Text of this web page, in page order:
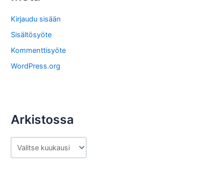
o
s
t
a
Kirjaudu sisään
Sisältösyöte
Kommenttisyöte
WordPress.org
Arkistossa
r